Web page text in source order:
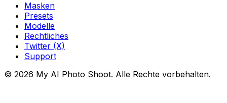
Masken
Presets
Modelle
Rechtliches
Twitter (X)
Support
© 2026 My AI Photo Shoot. Alle Rechte vorbehalten.